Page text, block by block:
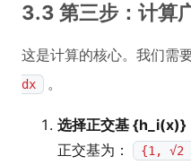
3.3 第三步：计算
这是计算的核心。我们需
dx
。
选择正交基 {h_i(x)}
正交基为：
{1, √2